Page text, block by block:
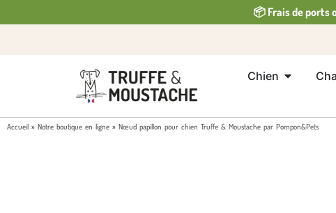
📦 Frais de ports
Chien
Accueil » Notre boutique en ligne » Nœud papillon pour chien Truffe & Moustache par Pompon&Pets